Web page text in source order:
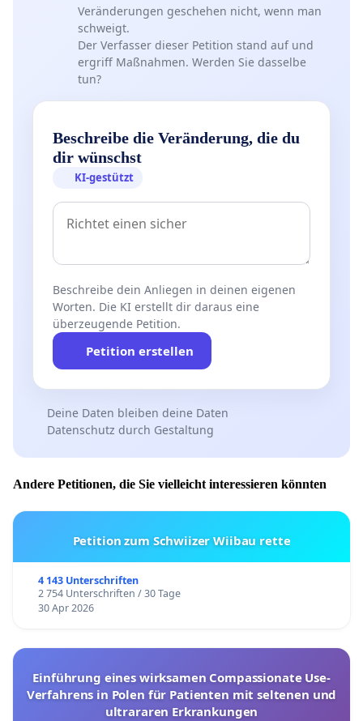
Veränderungen geschehen nicht, wenn man
schweigt.
Der Verfasser dieser Petition stand auf und
ergriff Maßnahmen. Werden Sie dasselbe
tun?
Beschreibe die Veränderung, die du
dir wünschst
KI-gestützt
Beschreibe dein Anliegen in deinen eigenen
Worten. Die KI erstellt dir daraus eine
überzeugende Petition.
Petition erstellen
Deine Daten bleiben deine Daten
Datenschutz durch Gestaltung
Andere Petitionen, die Sie vielleicht interessieren könnten
Petition zum Schwiizer Wiibau rette
4 143 Unterschriften
2 754 Unterschriften / 30 Tage
30 Apr 2026
Einführung eines wirksamen Compassionate Use-
Verfahrens in Polen für Patienten mit seltenen und
ultrararen Erkrankungen